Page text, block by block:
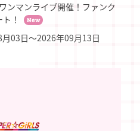
ンマンライブ開催！ファンク
！
New
03日〜2026年09月13日